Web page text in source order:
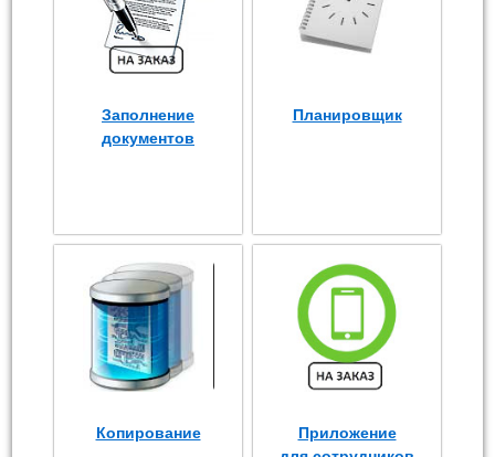
Заполнение
документов
Планировщик
Копирование
Приложение